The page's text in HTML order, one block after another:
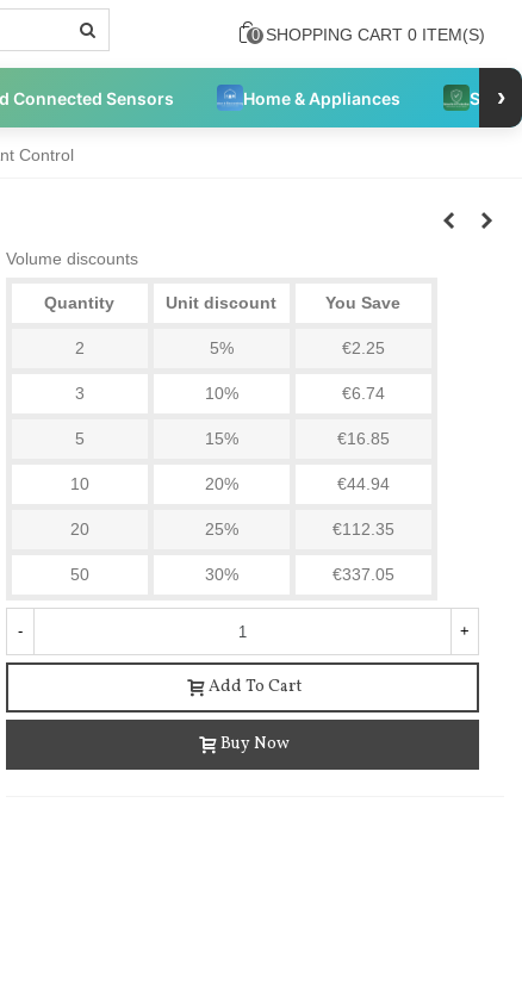
0 SHOPPING CART 0 ITEM(S)
Connected Sensors Home & Appliances ›
Control
Cockroach Control Powder 20 Sachets - Odorless...
€33.52 (tax incl.) €34.20 -2%
Volume discounts
Quantity Unit discount You Save
2 5% €2.25
3 10% €6.74
5 15% €16.85
10 20% €44.94
20 25% €112.35
50 30% €337.05
- +
Add To Cart
Buy Now